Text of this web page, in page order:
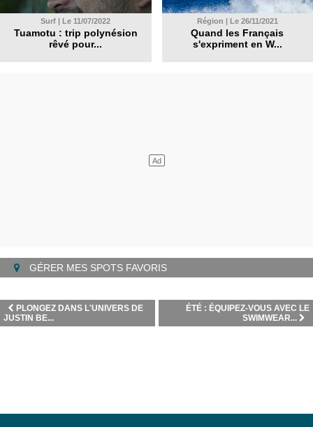
Surf | Le 11/07/2022
Tuamotu : trip polynésion
rêvé pour...
Région | Le 26/11/2021
Quand les Français
s'expriment en W...
GÉRER MES SPOTS FAVORIS
ÉTÉ : ÉQUIPEZ-VOUS AVEC LE
SWIMWEAR...
PLONGEZ DANS L'UNIVERS DE
JUSTIN BE...